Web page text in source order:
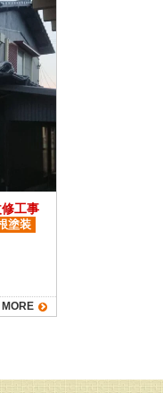
工事
MORE
塗装